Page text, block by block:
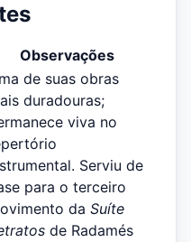
Observações
de suas obras
duradouras;
viva no
Serviu de
para o terceiro
da Suíte
de Radamés